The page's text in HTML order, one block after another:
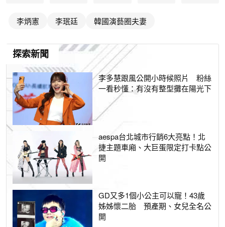
李炳憲 李珉廷 韓國演藝圈夫妻
探索新聞
李多慧跟風公開小時候照片 粉絲
一看秒懂：有沒有整型攤在陽光下
aespa台北城市行銷6大亮點！北
捷主題車廂、大巨蛋限定打卡點公
開
GD又多1個小公主可以寵！43歲
姊姊懷二胎 預產期、女兒全名公
開